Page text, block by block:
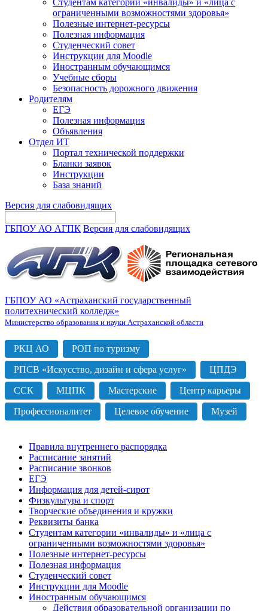
Студентам категории «инвалиды» и «лица с
ограниченными возможностями здоровья»
Полезные интернет-ресурсы
Полезная информация
Студенческий совет
Инструкции для Moodle
Иностранным обучающимся
Учебные сборы
Безопасность дорожного движения
Родителям
ЕГЭ
Полезная информация
Объявления
Отдел ИТ
Портал технической поддержки
Бланки заявок
Инструкции
База знаний
Версия для слабовидящих
ГБПОУ АО АГПК Версия для слабовидящих
ГБПОУ АО «Астраханский государственный
политехнический колледж»
Министерство образования и науки Астраханской области
РКЦ АО РОП по туризму
РПСВ «Искусство, дизайн и сфера услуг» ЦПДЭ
ССК МЦПК Мастерские Центр карьеры
Профессионалитет Целевое обучение Музей
Правила внутреннего распорядка
Расписание занятий
Расписание звонков
ЕГЭ
Информация для детей-сирот
Физкультура и спорт
Творческие объединения и кружки
Реквизиты банка
Студентам категории «инвалиды» и «лица с
ограниченными возможностями здоровья»
Полезные интернет-ресурсы
Полезная информация
Студенческий совет
Инструкции для Moodle
Иностранным обучающимся
Действия образовательной организации по